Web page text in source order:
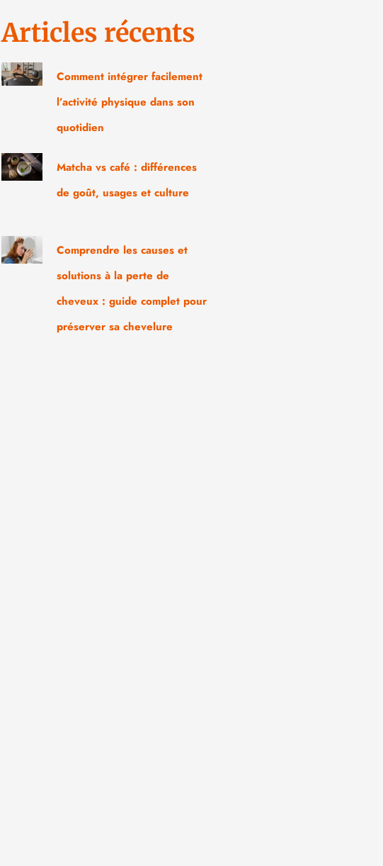
Articles récents
Comment intégrer facilement
l’activité physique dans son
quotidien
Matcha vs café : différences
de goût, usages et culture
Comprendre les causes et
solutions à la perte de
cheveux : guide complet pour
préserver sa chevelure